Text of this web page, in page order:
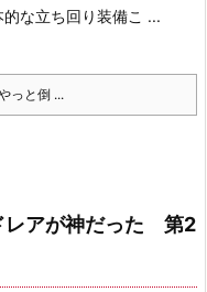
な立ち回り装備こ ...
っと倒 ...
レアが神だった 第2